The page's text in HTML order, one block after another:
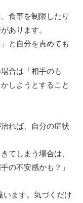
食事を制限したり
あります。
と自分を責めても
合は「相手のも
しようとすること
れば、自分の症状
てしまう場合は、
の不安感かも？」
います。気づくだけ